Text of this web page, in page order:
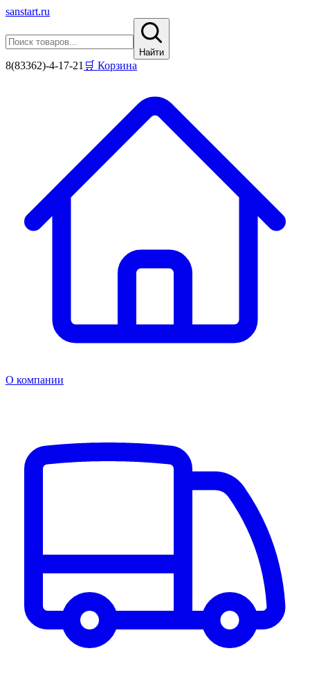
sanstart.ru
Найти
8(83362)-4-17-21 🛒 Корзина
О компании